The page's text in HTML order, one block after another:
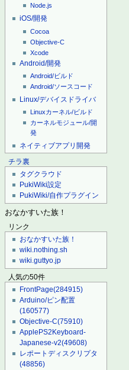
Node.js
iOS/開発
Cocoa
Objective-C
Xcode
Android/開発
Android/ビルド
Android/ソースコード
Linux/デバイスドライバ
Linuxカーネル/ビルド
カーネルモジュール/開
発
ネイティブアプリ開発
チラ裏
タグクラウド
PukiWiki設定
PukiWiki/自作プラグイン
おなかすいた族！
リンク
おなかすいた族！
wiki.nothing.sh
wiki.guttyo.jp
人気の50件
FrontPage(284915)
Arduino/ピン配置
(160577)
Objective-C(75910)
ApplePS2Keyboard-
Japanese-v2(49608)
レポートディスクリプタ
(48856)